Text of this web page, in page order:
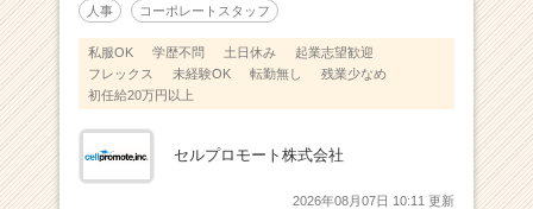
人事 コーポレートスタッフ
私服OK 学歴不問 土日休み
起業志望歓迎
フレックス
未経験OK 転勤無し
残業少なめ
初任給20万円以上
セルプロモート株式会社
2026年08月07日 10:11 更新